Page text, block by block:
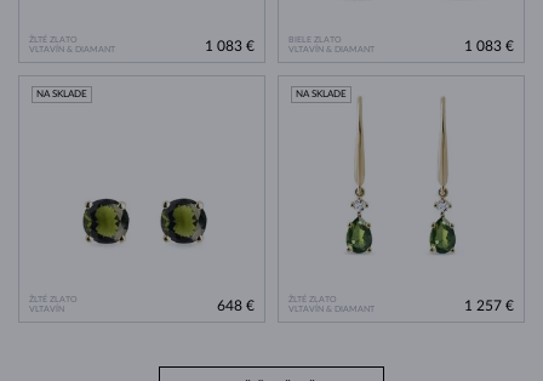
ŽLTÉ ZLATO
VLTAVÍN & DIAMANT
1 083 €
BIELE ZLATO
VLTAVÍN & DIAMANT
1 083 €
ŽLTÉ ZLATO
VLTAVÍN
NA SKLADE
648 €
ŽLTÉ ZLATO
VLTAVÍN & DIAMANT
NA SKLADE
1 257 €